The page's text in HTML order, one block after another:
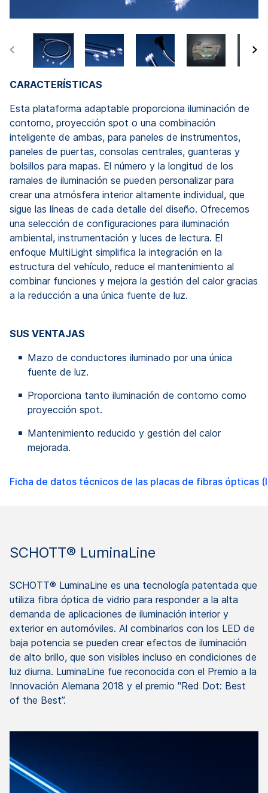
CARACTERÍSTICAS
Esta plataforma adaptable proporciona iluminación de
contorno, proyección spot o una combinación
inteligente de ambas, para paneles de instrumentos,
paneles de puertas, consolas centrales, guanteras y
bolsillos para mapas. El número y la longitud de los
ramales de iluminación se pueden personalizar para
crear una atmósfera interior altamente individual, que
sigue las líneas de cada detalle del diseño. Ofrecemos
una selección de configuraciones para iluminación
ambiental, instrumentación y luces de lectura. El
enfoque MultiLight simplifica la integración en la
estructura del vehículo, reduce el mantenimiento al
combinar funciones y mejora la gestión del calor gracias
a la reducción a una única fuente de luz.
SUS VENTAJAS
Mazo de conductores iluminado por una única
fuente de luz.
Proporciona tanto iluminación de contorno como
proyección spot.
Mantenimiento reducido y gestión del calor
mejorada.
Ficha de datos técnicos de las placas de fibras ópticas
SCHOTT® LuminaLine
SCHOTT® LuminaLine es una tecnología patentada que
utiliza fibra óptica de vidrio para responder a la alta
demanda de aplicaciones de iluminación interior y
exterior en automóviles. Al combinarlos con los LED de
baja potencia se pueden crear efectos de iluminación
de alto brillo, que son visibles incluso en condiciones de
luz diurna. LuminaLine fue reconocida con el Premio a la
Innovación Alemana 2018 y el premio "Red Dot: Best
of the Best”.